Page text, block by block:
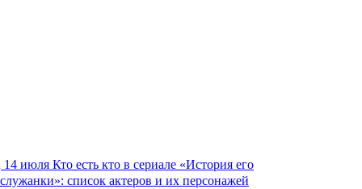
14 июля Кто есть кто в сериале «История его
служанки»: список актеров и их персонажей